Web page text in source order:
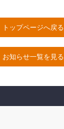
トップページへ戻る
お知らせ一覧を見る